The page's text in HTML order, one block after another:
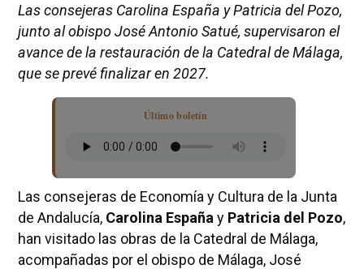
Las consejeras Carolina España y Patricia del Pozo,
junto al obispo José Antonio Satué, supervisaron el
avance de la restauración de la Catedral de Málaga,
que se prevé finalizar en 2027.
Último boletín
Las consejeras de Economía y Cultura de la Junta
de Andalucía, Carolina España y Patricia del Pozo,
han visitado las obras de la Catedral de Málaga,
acompañadas por el obispo de Málaga, José